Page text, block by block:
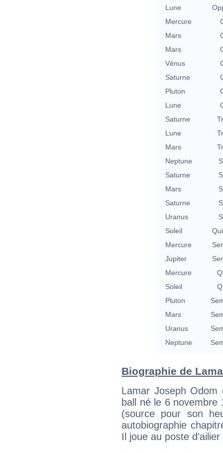
Lune
Mercure
Mars
Mars
Vénus
Saturne
Pluton
Lune
Saturne
Lune
Mars
Neptune
Saturne
Mars
Saturne
Uranus
Soleil
Mercure
Jupiter
Mercure
Soleil
Pluton
Mars
Uranus
Neptune
Biographie de
Lamar Joseph
ball né le 6 novembre
(source pour son
autobiographie
Il joue au poste